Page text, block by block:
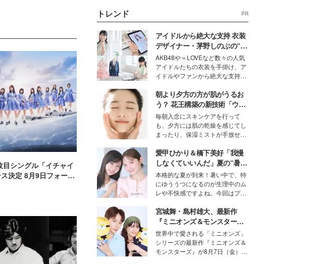
目シングル「イチャイ
決定 8月9日フォーメ
トレンド PR
アイドルから絶大な支持 衣装
デザイナー・茅野しのぶの“可
愛い”を作る美学＜「シチズン
クロスシー」インタビュー＞
AKB48や＝LOVEなど数々の人気
アイドルたちの衣装を手掛け、ア
イドルやファンから絶大な支持を
取締役兼クリエイティブディレク
ター・茅野しのぶ。一人ひとりの
個性に寄り添い、魅力を引き出す
衣装作りは、多くの女性たちに勇
気と自信を与え続けている。
朝より夕方の方が肌がうるお
う？ 花王構築の新技術「ウォ
ーターキャプチャリングスキ
ン（捕水肌）」がスキンケア
の常識を変える予感
毎朝入念にスキンケアを行って
も、夕方には肌の乾燥を感じてし
まったり、保湿ミストが手放せな
な美容の常識を大きく変える可能
性を秘めた、革新的な「Water
Capturing Skin（ウォーターキャ
プチャリングスキン：捕水肌）」
技術を、花王が構築した。
愛甲ひかり＆橋下美好「我慢
しなくていいんだ」夏の“暑さ
対策”の新しい選択肢とは？
本格的な夏が到来！暑い中で、特
にゆううつになるのが生理中のム
レや不快感ですよね。今回はプラ
モデル・愛甲ひかりさんと橋下美
好さんを迎えて本音で女子会トー
ク。猛暑のお出かけを快適に過ご
すヒントや、2人が感動した夏の
生理の新常識にも迫りました。
宮城舞・島村雄大、最新作
『ミニオンズ＆モンスター
ズ』の魅力熱弁 ハチャメチャ
だけじゃない“友情と絆”に感
動
世界中で愛される「ミニオンズ」
シリーズの最新作『ミニオンズ＆
モンスターズ』が8月7日（金）に